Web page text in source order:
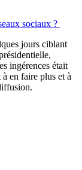
sociaux ?
jours ciblant
ingérences était
en faire plus et à